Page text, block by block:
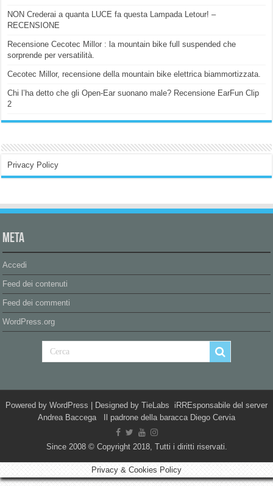
NON Crederai a quanta LUCE fa questa Lampada Letour! –
RECENSIONE
Recensione Cecotec Millor : la mountain bike full suspended che
sorprende per versatilità.
Cecotec Millor, recensione della mountain bike elettrica biammortizzata.
Chi l’ha detto che gli Open-Ear suonano male? Recensione EarFun Clip
2
Privacy Policy
Meta
Accedi
Feed dei contenuti
Feed dei commenti
WordPress.org
Powered by WordPress | Designed by TieLabs iRREsponsabile del server
Andrea Baccega Il padrone della baracca Diego Cervia
Since 2008 © Copyright 2018, Tutti i diritti riservati.
Privacy & Cookies Policy